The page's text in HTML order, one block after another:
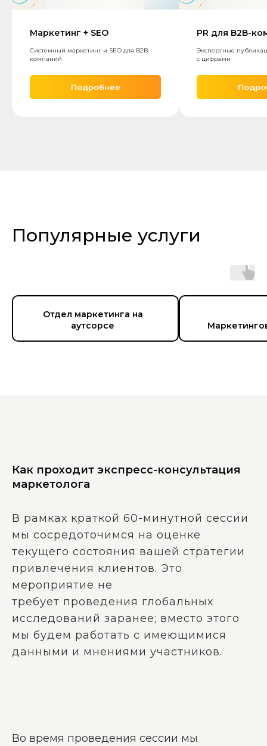
Маркетинг + SEO
Системный маркетинг и SEO для B2B-
компаний
Подробнее
PR для B2B-
Экспертные
с цифрами
Популярные услуги
Отдел маркетинга на
аутсорсе
Как проходит экспресс-консультация
маркетолога
В рамках краткой 60-минутной сессии
мы сосредоточимся на оценке
текущего состояния вашей стратегии
привлечения клиентов. Это
мероприятие не
требует проведения глобальных
исследований заранее; вместо этого
мы будем работать с имеющимися
данными и мнениями участников.
Во время проведения сессии мы